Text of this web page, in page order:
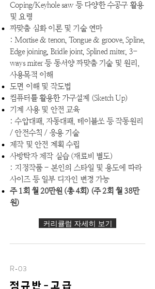
Coping/Keyhole saw 등 다양한 수공구 활용
및 요령
짜맞춤 심화 이론 및 기술 연마
: Mortise & tenon, Tongue & groove, Spline,
Edge joining, Bridle joint, Splined miter, 3-
ways miter 등 동서양 짜맞춤 기술 및 원리,
사용목적 이해
​도면 이해 및 작도법
컴퓨터를 활용한 가구설계 (Sketch Up)
기계 사용 및 안전 교육
: 수압대패, 자동대패, 테이블쏘 등 작동원리
/ 안전수칙 / 응용 기술
제작 및 안전 계획 수립
사방탁자 제작 실습 (재료비 별도)
: 지정작품 - 본인의 스타일 및 용도에 따라
사이즈 등 일부 디자인 변경 가능
주 1회 월 20만원 (총 4회) (주 2회 월 38만
원)
커리큘럼 자세히 보기
R-03
정규반-고급